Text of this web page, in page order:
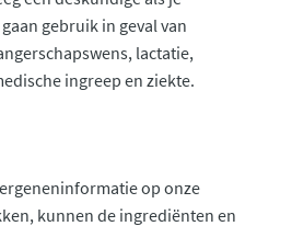
gebruik in geval van
lactatie,
ingreep en ziekte.
op onze
kunnen de ingrediënten en